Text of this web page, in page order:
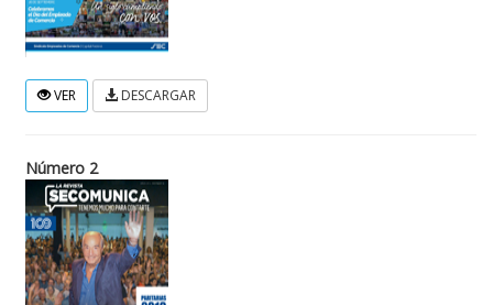
VER DESCARGAR
Número 2